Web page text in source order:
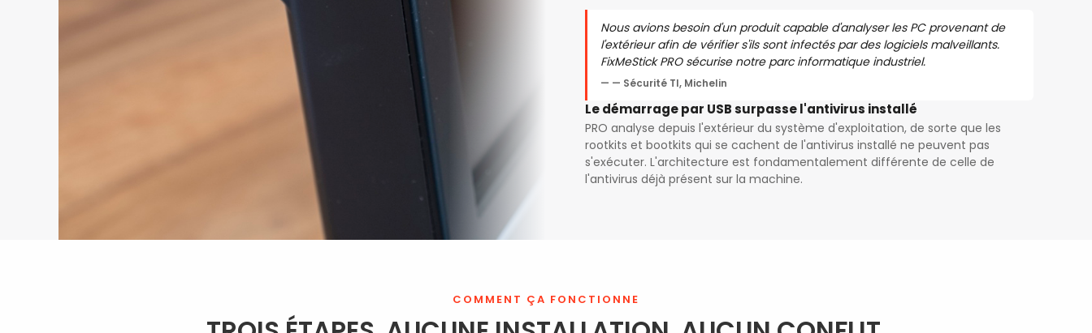
Nous avions besoin d'un produit capable d'analyser les PC provenant de
l'extérieur afin de vérifier s'ils sont infectés par des logiciels malveillants.
FixMeStick PRO sécurise notre parc informatique industriel.
— Sécurité TI, Michelin
Le démarrage par USB surpasse l'antivirus installé
PRO analyse depuis l'extérieur du système d'exploitation, de sorte que les
rootkits et bootkits qui se cachent de l'antivirus installé ne peuvent pas
s'exécuter. L'architecture est fondamentalement différente de celle de
l'antivirus déjà présent sur la machine.
COMMENT ÇA FONCTIONNE